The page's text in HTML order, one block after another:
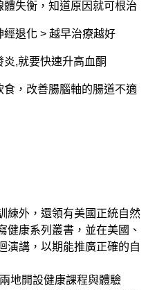
體失衡，知道原因就可根治
經退化 > 越早治療越好
炎,就要快速升高血酮
食，改善腸腦軸的腸道不適
練外，還領有美國正統自然
健康系列叢書，並在美國、
演講，以期能推廣正確的自
地開設健康課程與體驗